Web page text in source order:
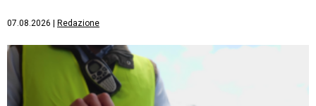
07.08.2026 Redazione